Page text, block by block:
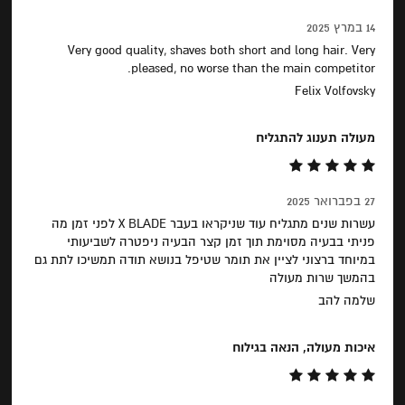
14 במרץ 2025
Very good quality, shaves both short and long hair. Very
pleased, no worse than the main competitor.
Felix Volfovsky
מעולה תענוג להתגליח
27 בפברואר 2025
עשרות שנים מתגליח עוד שניקראו בעבר X BLADE לפני זמן מה
פניתי בבעיה מסוימת תוך זמן קצר הבעיה ניפטרה לשביעותי
במיוחד ברצוני לציין את תומר שטיפל בנושא תודה תמשיכו לתת גם
בהמשך שרות מעולה
שלמה להב
איכות מעולה, הנאה בגילוח